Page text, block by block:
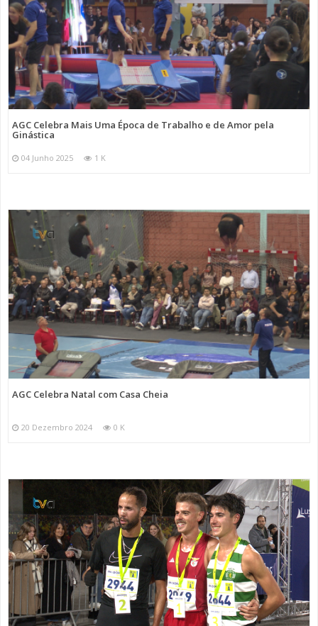
AGC Celebra Mais Uma Época de Trabalho e de Amor pela
Ginástica
04 Junho 2025 1 K
AGC Celebra Natal com Casa Cheia
20 Dezembro 2024 0 K